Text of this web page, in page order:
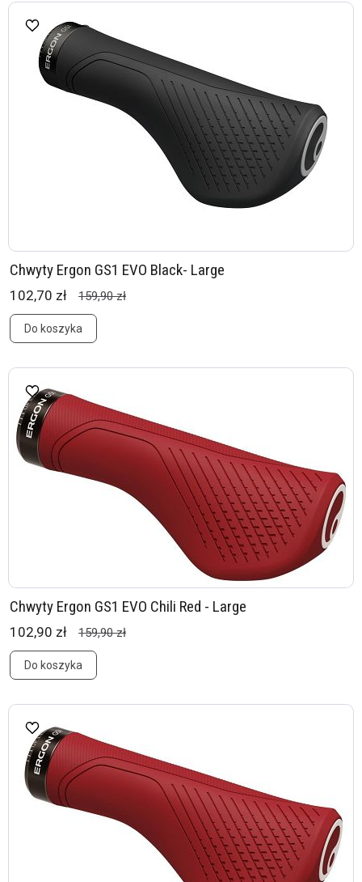
Chwyty Ergon GS1 EVO Black- Large
102,70 zł 159,90 zł
Do koszyka
Chwyty Ergon GS1 EVO Chili Red - Large
102,90 zł 159,90 zł
Do koszyka